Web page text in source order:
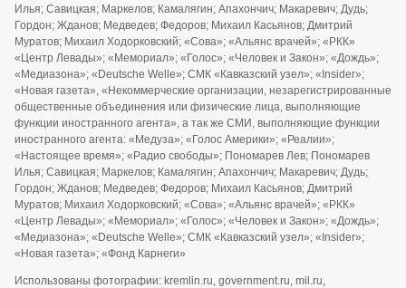
Илья; Савицкая; Маркелов; Камалягин; Апахончич; Макаревич; Дудь;
Гордон; Жданов; Медведев; Федоров; Михаил Касьянов; Дмитрий
Муратов; Михаил Ходорковский; «Сова»; «Альянс врачей»; «РКК»
«Центр Левады»; «Мемориал»; «Голос»; «Человек и Закон»; «Дождь»;
«Медиазона»; «Deutsche Welle»; СМК «Кавказский узел»; «Insider»;
«Новая газета», «Некоммерческие организации, незарегистрированные
общественные объединения или физические лица, выполняющие
функции иностранного агента», а так же СМИ, выполняющие функции
иностранного агента: «Медуза»; «Голос Америки»; «Реалии»;
«Настоящее время»; «Радио свободы»; Пономарев Лев; Пономарев
Илья; Савицкая; Маркелов; Камалягин; Апахончич; Макаревич; Дудь;
Гордон; Жданов; Медведев; Федоров; Михаил Касьянов; Дмитрий
Муратов; Михаил Ходорковский; «Сова»; «Альянс врачей»; «РКК»
«Центр Левады»; «Мемориал»; «Голос»; «Человек и Закон»; «Дождь»;
«Медиазона»; «Deutsche Welle»; СМК «Кавказский узел»; «Insider»;
«Новая газета»; «Фонд Карнеги»
Использованы фотографии: kremlin.ru, government.ru, mil.ru,